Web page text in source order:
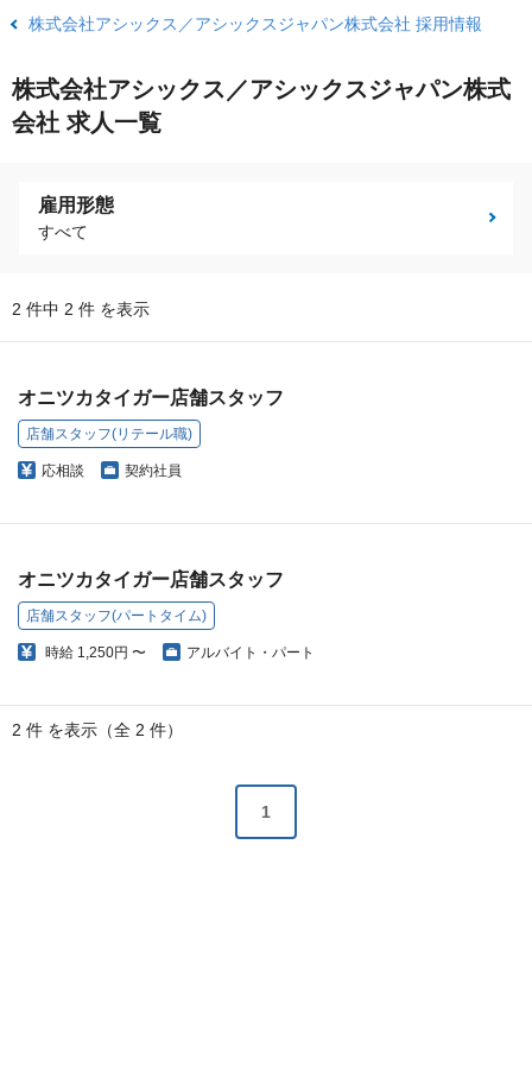
株式会社アシックス／アシックスジャパン株式会社 採用情報
株式会社アシックス／アシックスジャパン株式
会社 求人一覧
雇用形態
すべて
2 件中 2 件 を表示
オニツカタイガー店舗スタッフ
店舗スタッフ(リテール職)
応相談 契約社員
オニツカタイガー店舗スタッフ
店舗スタッフ(パートタイム)
時給 1,250円 〜 アルバイト・パート
2 件 を表示（全 2 件）
1